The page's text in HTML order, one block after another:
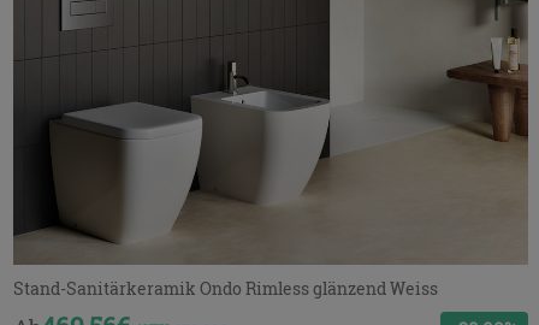
Stand-Sanitärkeramik Ondo Rimless glänzend Weiss